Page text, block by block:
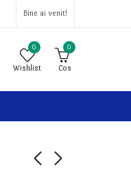
Bine ai venit!
0
Wishlist
0
Cos